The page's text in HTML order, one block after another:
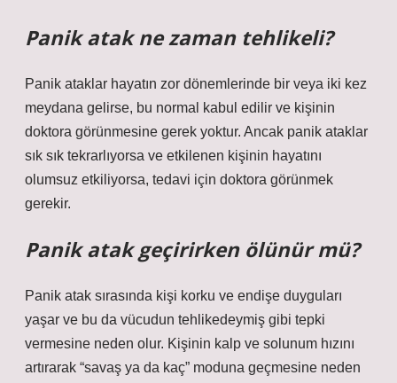
Panik atak ne zaman tehlikeli?
Panik ataklar hayatın zor dönemlerinde bir veya iki kez
meydana gelirse, bu normal kabul edilir ve kişinin
doktora görünmesine gerek yoktur. Ancak panik ataklar
sık ​​sık tekrarlıyorsa ve etkilenen kişinin hayatını
olumsuz etkiliyorsa, tedavi için doktora görünmek
gerekir.
Panik atak geçirirken ölünür mü?
Panik atak sırasında kişi korku ve endişe duyguları
yaşar ve bu da vücudun tehlikedeymiş gibi tepki
vermesine neden olur. Kişinin kalp ve solunum hızını
artırarak “savaş ya da kaç” moduna geçmesine neden